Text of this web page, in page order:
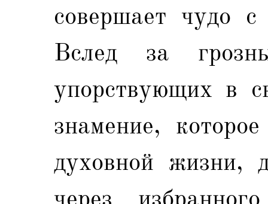
совершает чудо
Вслед за
упорствующих в
знамение,
духовной жизни,